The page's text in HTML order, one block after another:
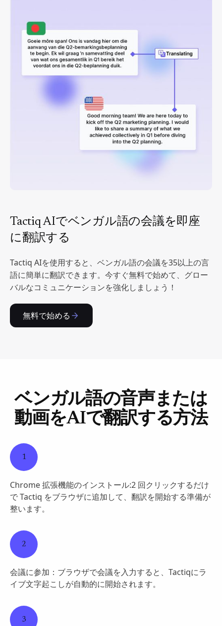
Tactiq AIでベンガル語の会議を即座
に翻訳する
Tactiq AIを使用すると、ベンガル語の会議を35以上の言
語に簡単に翻訳できます。今すぐ無料で始めて、グロー
バルなコミュニケーションを強化しましょう！
無料で始める
ベンガル語の音声または
動画をAIで翻訳する方法
1
Chrome 拡張機能のインストール:2 回クリックするだけ
で Tactiq をブラウザに追加して、翻訳を開始する準備が
整います。
2
会議に参加：ブラウザで会議を入力すると、Tactiqにラ
イブ文字起こしが自動的に開始されます。
3